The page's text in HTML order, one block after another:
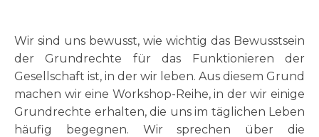
Wir sind uns bewusst, wie wichtig das Bewusstsein
der Grundrechte für das Funktionieren der
Gesellschaft ist, in der wir leben. Aus diesem Grund
machen wir eine Workshop-Reihe, in der wir einige
Grundrechte erhalten, die uns im täglichen Leben
häufig begegnen. Wir sprechen über die